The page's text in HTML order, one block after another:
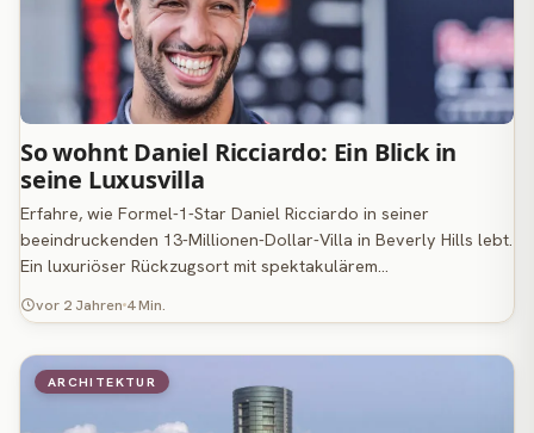
So wohnt Daniel Ricciardo: Ein Blick in
seine Luxusvilla
Erfahre, wie Formel-1-Star Daniel Ricciardo in seiner
beeindruckenden 13-Millionen-Dollar-Villa in Beverly Hills lebt.
Ein luxuriöser Rückzugsort mit spektakulärem…
vor 2 Jahren 4 Min.
ARCHITEKTUR